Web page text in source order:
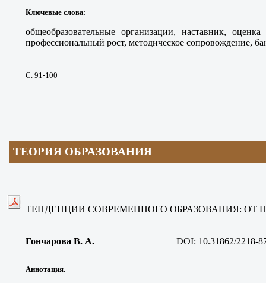
Ключевые слова:
общеобразовательные организации, наставник,
профессиональный рост, методическое сопровождение,
С. 91-100
ТЕОРИЯ ОБРАЗОВАНИЯ
ТЕНДЕНЦИИ СОВРЕМЕННОГО ОБРАЗОВАНИЯ:
Гончарова В. А. DOI: 10.31862/2218-
Аннотация.